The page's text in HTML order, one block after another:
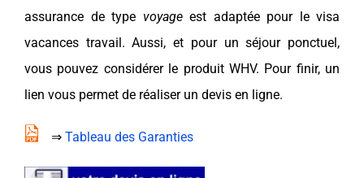
assurance de type voyage est adaptée pour le visa
vacances travail. Aussi, et pour un séjour ponctuel ,
vous pouvez considérer le produit WHV. Pour finir, un
lien vous permet de réaliser un devis en ligne.
⇒ Tableau des Garanties